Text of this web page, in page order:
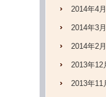
2014年4月
2014年3月
2014年2月
2013年12
2013年11